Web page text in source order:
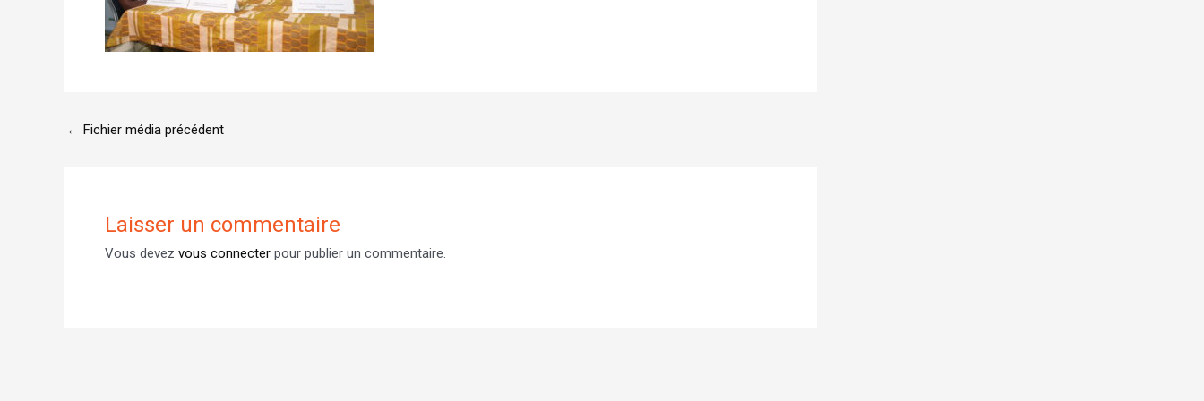
← Fichier média précédent
Laisser un commentaire
Vous devez vous connecter pour publier un commentaire.